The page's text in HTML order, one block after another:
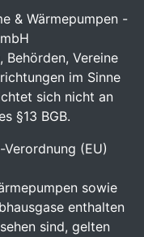
& Wärmepumpen -
Behörden, Vereine
im Sinne
sich nicht an
§13 BGB.
(EU)
sowie
enthalten
sind, gelten